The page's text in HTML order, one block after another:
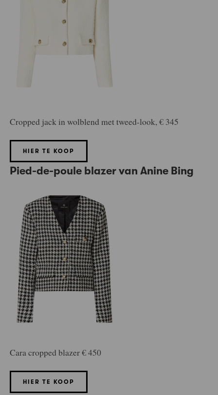
Cropped jack in wolblend met tweed-look, € 345
HIER TE KOOP
Pied-de-poule blazer van Anine Bing
Cara cropped blazer € 450
HIER TE KOOP